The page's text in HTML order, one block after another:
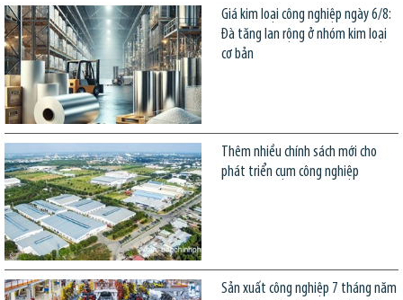
Giá kim loại công nghiệp ngày 6/8:
Đà tăng lan rộng ở nhóm kim loại
cơ bản
Thêm nhiều chính sách mới cho
phát triển cụm công nghiệp
Sản xuất công nghiệp 7 tháng năm